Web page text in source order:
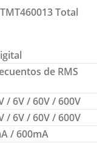
Total
de RMS
/ 6V / 60V / 600V
/ 6V / 60V / 600V
/ 600mA